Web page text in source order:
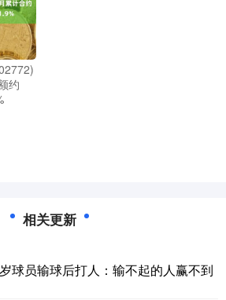
约
相关更新
球员输球后打人：输不起的人赢不到